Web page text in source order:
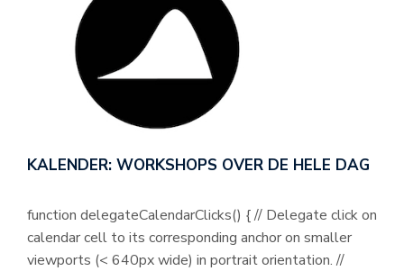
KALENDER: WORKSHOPS OVER DE HELE DAG
function delegateCalendarClicks() { // Delegate click on
calendar cell to its corresponding anchor on smaller
viewports (< 640px wide) in portrait orientation. //